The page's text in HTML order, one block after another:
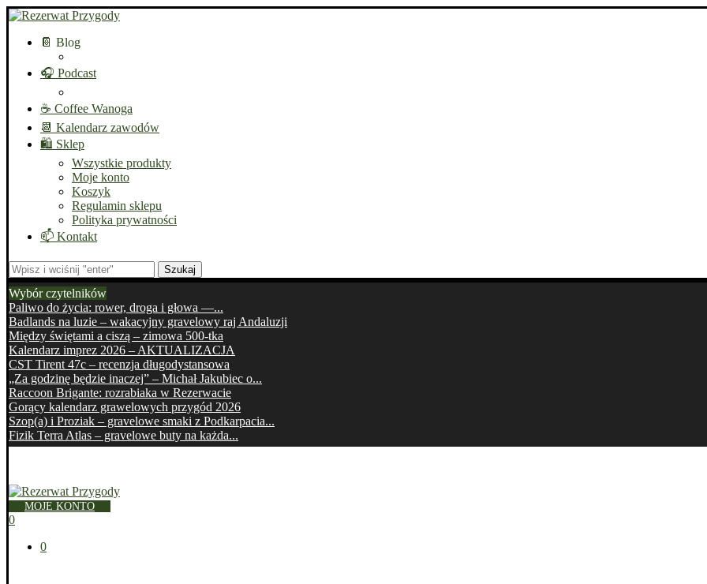
📔 Blog
🎧 Podcast
☕ Coffee Wanoga
📆 Kalendarz zawodów
🛍️ Sklep
Wszystkie produkty
Moje konto
Koszyk
Regulamin sklepu
Polityka prywatności
📫 Kontakt
Szukaj
Wybór czytelników
Paliwo do życia: rower, droga i głowa —...
Badlands na luzie – wakacyjny gravelowy raj Andaluzji
Między świętami a ciszą – zimowa 500-tka
Kalendarz imprez 2026 – AKTUALIZACJA
CST Tirent 47c – recenzja długodystansowa
„Za godzinę będzie inaczej” – Michał Jakubiec o...
Raccoon Brigante: rozrabiaka w Rezerwacie
Gorący kalendarz grawelowych przygód 2026
Szop(a) i Proziak – gravelowe smaki z Podkarpacia...
Fizik Terra Atlas – gravelowe buty na każda...
MOJE KONTO
0
0